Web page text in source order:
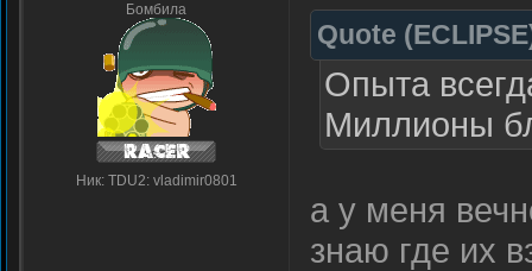
Бомбила
Ник: TDU2: vladimir0801
Quote (ECLIPSE
Опыта
Миллионы
а у меня
знаю где их